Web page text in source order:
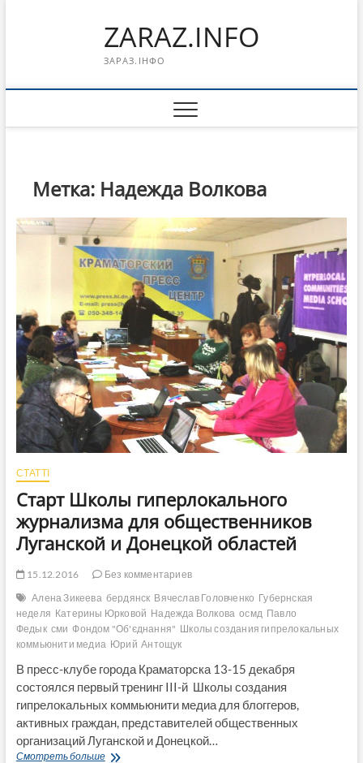
ZARAZ.INFO
ЗАРАЗ.ІНФО
Метка: Надежда Волкова
СТАТТІ
Старт Школы гиперлокального
журнализма для общественников
Луганской и Донецкой областей
15.12.2016
Без комментариев
Алена Зикеева бердянск Вячеслав Головченко Губернская
неделя Катерины Юрковой Надежда Волкова осмд Павло
Федык сми Фондом "Об'єднання" Школы создания гипрелокальных
коммьюнити медиа Юрий Антощук
В пресс-клубе города Краматорска 13-15 декабря
состоялся первый тренинг III-й Школы создания
гипрелокальных коммьюнити медиа для блоггеров,
активных граждан, представителей общественных
организаций Луганской и Донецкой…
Смотреть большеСтарт